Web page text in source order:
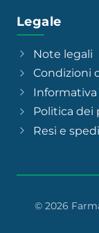
Legale
Note legali
Condizioni
Informativa
Politica dei
Resi e
© 2026